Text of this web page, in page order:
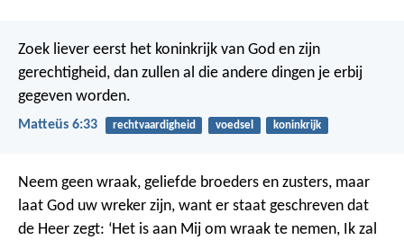
Zoek liever eerst het koninkrijk van God en zijn
gerechtigheid, dan zullen al die andere dingen je erbij
gegeven worden.
Matteüs 6:33 rechtvaardigheid voedsel koninkrijk
Neem geen wraak, geliefde broeders en zusters, maar
laat God uw wreker zijn, want er staat geschreven dat
de Heer zegt: ‘Het is aan Mij om wraak te nemen, Ik zal